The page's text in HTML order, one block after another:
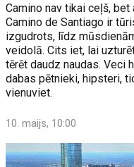
Camino nav tikai ceļš,
Camino de Santiago ir
izgudrots, līdz
veidolā. Cits iet, lai
tērēt daudz naudas. Veci
dabas pētnieki, hipsteri,
vienuviet.
10. maijs, 10:00